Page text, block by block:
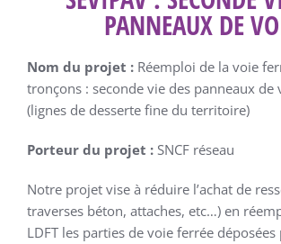
PANNEAUX DE
Nom du projet : Réemploi de la voie
tronçons : seconde vie des panneaux de
(lignes de desserte fine du territoire)
Porteur du projet : SNCF réseau
Notre projet vise à réduire l’achat de
traverses béton, attaches, etc…) en
LDFT les parties de voie ferrée